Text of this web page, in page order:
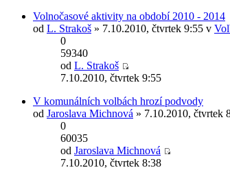
Volnočasové aktivity na období 2010 - 2014
od L. Strakoš » 7.10.2010, čtvrtek 9:55 v
0
59340
od L. Strakoš
7.10.2010, čtvrtek 9:55
V komunálních volbách hrozí podvody
od Jaroslava Michnová » 7.10.2010, čtvrtek
0
60035
od Jaroslava Michnová
7.10.2010, čtvrtek 8:38